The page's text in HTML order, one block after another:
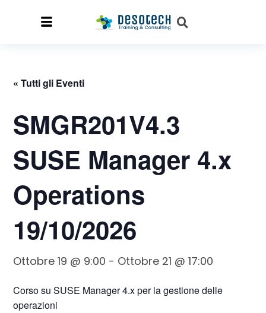
« Tutti gli Eventi
SMGR201V4.3
SUSE Manager 4.x
Operations
19/10/2026
Ottobre 19 @ 9:00 - Ottobre 21 @ 17:00
Corso su SUSE Manager 4.x per la gestione delle
operazioni